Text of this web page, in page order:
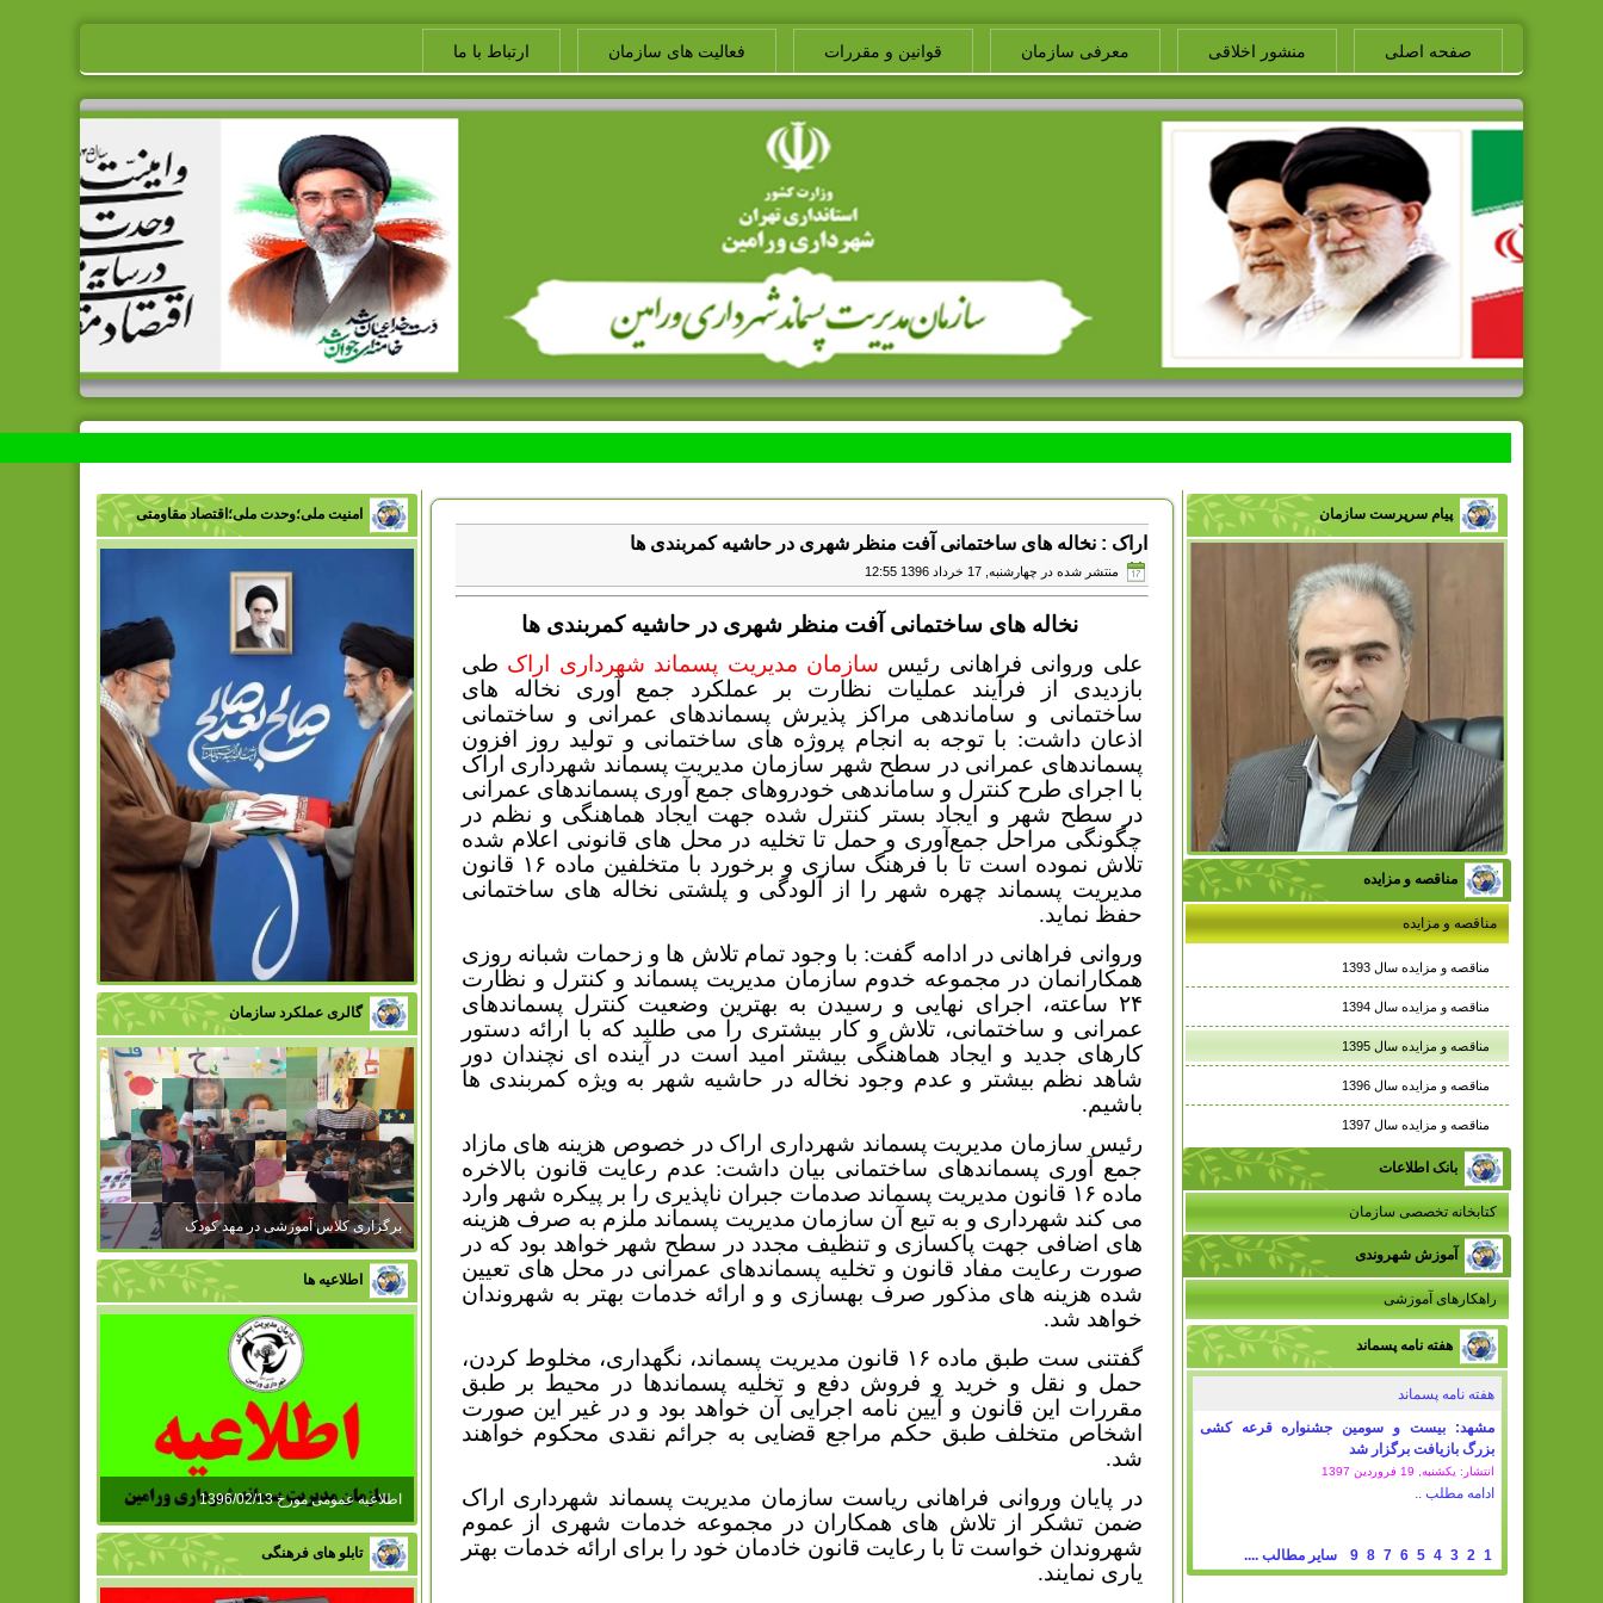
صفحه اصلی منشور اخلاقی معرفی سازمان قوانین و مقررات فعالیت های سازمان ارتباط با ما
پیام سرپرست سازمان
مناقصه و مزایده
مناقصه و مزایده
مناقصه و مزایده سال 1393
مناقصه و مزایده سال 1394
مناقصه و مزایده سال 1395
مناقصه و مزایده سال 1396
مناقصه و مزایده سال 1397
بانک اطلاعات
کتابخانه تخصصی سازمان
آموزش شهروندی
راهکارهای آموزشی
هفته نامه پسماند
هفته نامه پسماند
مشهد: بیست و سومین جشنواره قرعه کشی
بزرگ بازیافت برگزار شد
انتشار: یکشنبه, 19 فروردين 1397
ادامه مطلب ..
1
2
3
4
5
6
7
8
9 سایر مطالب ....
اراک : نخاله های ساختمانی آفت منظر شهری در حاشیه کمربندی ها
منتشر شده در چهارشنبه, 17 خرداد 1396 12:55
نخاله های ساختمانی آفت منظر شهری در حاشیه کمربندی ها
علی وروانی فراهانی رئیس سازمان مدیریت پسماند شهرداری اراک طی
بازدیدی از فرآیند عملیات نظارت بر عملکرد جمع آوری نخاله های
ساختمانی و ساماندهی مراکز پذیرش پسماندهای عمرانی و ساختمانی
اذعان داشت: با توجه به انجام پروژه های ساختمانی و تولید روز افزون
پسماندهای عمرانی در سطح شهر سازمان مدیریت پسماند شهرداری اراک
با اجرای طرح کنترل و ساماندهی خودروهای جمع آوری پسماندهای عمرانی
در سطح شهر و ایجاد بستر کنترل شده جهت ایجاد هماهنگی و نظم در
چگونگی مراحل جمع‌آوری و حمل تا تخلیه در محل های قانونی اعلام شده
تلاش نموده است تا با فرهنگ سازی و برخورد با متخلفین ماده ۱۶ قانون
مدیریت پسماند چهره شهر را از آلودگی و پلشتی نخاله های ساختمانی
حفظ نماید.
وروانی فراهانی در ادامه گفت: با وجود تمام تلاش ها و زحمات شبانه روزی
همکارانمان در مجموعه خدوم سازمان مدیریت پسماند و کنترل و نظارت
۲۴ ساعته، اجرای نهایی و رسیدن به بهترین وضعیت کنترل پسماندهای
عمرانی و ساختمانی، تلاش و کار بیشتری را می طلبد که با ارائه دستور
کارهای جدید و ایجاد هماهنگی بیشتر امید است در آینده ای نچندان دور
شاهد نظم بیشتر و عدم وجود نخاله در حاشیه شهر به ویژه کمربندی ها
باشیم.
رئیس سازمان مدیریت پسماند شهرداری اراک در خصوص هزینه های مازاد
جمع آوری پسماندهای ساختمانی بیان داشت: عدم رعایت قانون بالاخره
ماده ۱۶ قانون مدیریت پسماند صدمات جبران ناپذیری را بر پیکره شهر وارد
می کند شهرداری و به تبع آن سازمان مدیریت پسماند ملزم به صرف هزینه
های اضافی جهت پاکسازی و تنظیف مجدد در سطح شهر خواهد بود که در
صورت رعایت مفاد قانون و تخلیه پسماندهای عمرانی در محل های تعیین
شده هزینه های مذکور صرف بهسازی و و ارائه خدمات بهتر به شهروندان
خواهد شد.
گفتنی ست طبق ماده ۱۶ قانون مدیریت پسماند، نگهداری، مخلوط کردن،
حمل و نقل و خرید و فروش دفع و تخلیه پسماندها در محیط بر طبق
مقررات این قانون و آیین نامه اجرایی آن خواهد بود و در غیر این صورت
اشخاص متخلف طبق حکم مراجع قضایی به جرائم نقدی محکوم خواهند
شد.
در پایان وروانی فراهانی ریاست سازمان مدیریت پسماند شهرداری اراک
ضمن تشکر از تلاش های همکاران در مجموعه خدمات شهری از عموم
شهروندان خواست تا با رعایت قانون خادمان خود را برای ارائه خدمات بهتر
یاری نمایند.
امنیت ملی؛وحدت ملی؛اقتصاد مقاومتی
گالری عملکرد سازمان
برگزاری کلاس آموزشی در مهد کودک
اطلاعیه ها
اطلاعیه عمومی مورخ 1396/02/13
تابلو های فرهنگی